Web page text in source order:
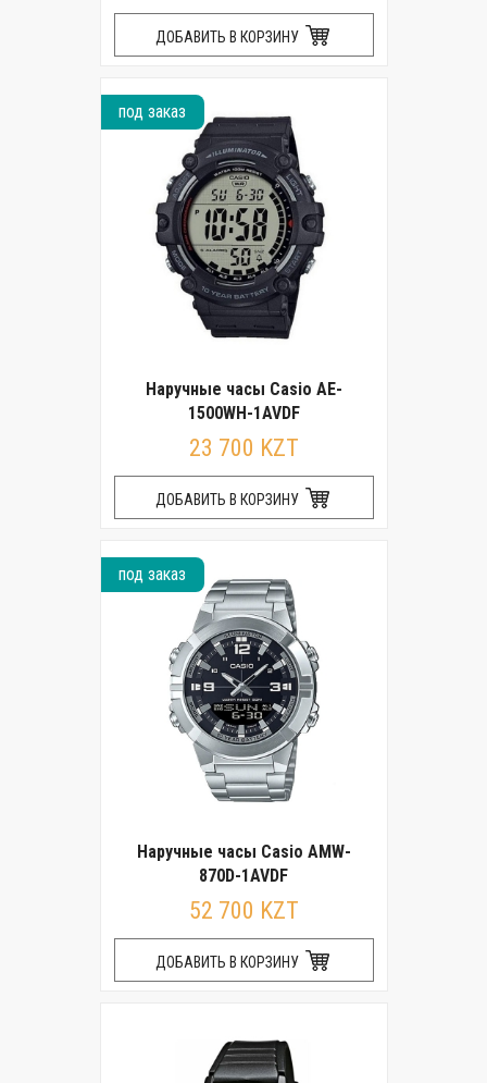
ДОБАВИТЬ В КОРЗИНУ
под заказ
Наручные часы Casio AE-
1500WH-1AVDF
23 700 KZT
ДОБАВИТЬ В КОРЗИНУ
под заказ
Наручные часы Casio AMW-
870D-1AVDF
52 700 KZT
ДОБАВИТЬ В КОРЗИНУ